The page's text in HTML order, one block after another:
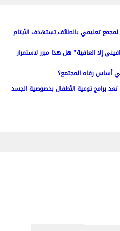
تعليمي بالطائف تستهدف الأيتام
إلا العافية" هل هذا مبرر لاستمرار
أساس رفاه المجتمع؟
تعد برامج توعية الأطفال بخصوصية الجسد